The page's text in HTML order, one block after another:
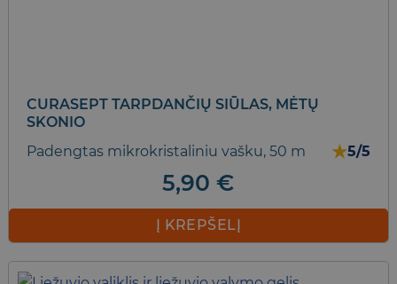
CURASEPT TARPDANČIŲ SIŪLAS, MĖTŲ
SKONIO
Padengtas mikrokristaliniu vašku, 50 m
★5/5
5,90€
Į KREPŠELĮ